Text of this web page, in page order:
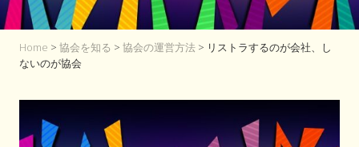
Home > 協会を知る > 協会の運営方法 > リストラするのが会社、し
ないのが協会